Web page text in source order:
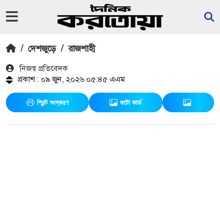
/ দেশজুড়ে / রাজশাহী
নিজস্ব প্রতিবেদক
প্রকাশ : ০৯ জুন, ২০২৬ ০৫:৪৫ এএম
প্রিন্ট সংস্করণ ফটো কার্ড